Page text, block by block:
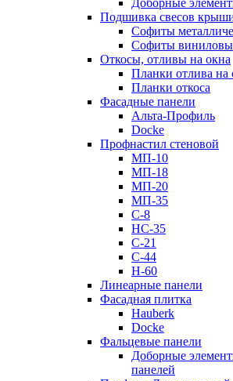
Доборные
Подшивка свесов
Софиты
Софиты
Откосы, отливы на окна
Планки отлива на
Планки откоса
Фасадные панели
Альта-Профиль
Docke
Профнастил стеновой
МП-10
МП-18
МП-20
МП-35
С-8
НС-35
С-21
С-44
Н-60
Линеарные панели
Фасадная плитка
Hauberk
Docke
Фальцевые панели
Доборные
панелей